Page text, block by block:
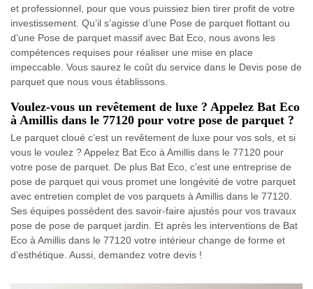
et professionnel, pour que vous puissiez bien tirer profit de votre
investissement. Qu’il s’agisse d’une Pose de parquet flottant ou
d’une Pose de parquet massif avec Bat Eco, nous avons les
compétences requises pour réaliser une mise en place
impeccable. Vous saurez le coût du service dans le Devis pose de
parquet que nous vous établissons.
Voulez-vous un revêtement de luxe ? Appelez Bat Eco
à Amillis dans le 77120 pour votre pose de parquet ?
Le parquet cloué c’est un revêtement de luxe pour vos sols, et si
vous le voulez ? Appelez Bat Eco à Amillis dans le 77120 pour
votre pose de parquet. De plus Bat Eco, c’est une entreprise de
pose de parquet qui vous promet une longévité de votre parquet
avec entretien complet de vos parquets à Amillis dans le 77120.
Ses équipes possèdent des savoir-faire ajustés pour vos travaux
pose de pose de parquet jardin. Et après les interventions de Bat
Eco à Amillis dans le 77120 votre intérieur change de forme et
d’esthétique. Aussi, demandez votre devis !